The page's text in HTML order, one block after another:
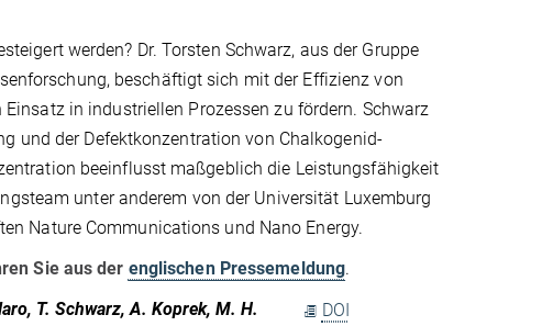
werden? Dr. Torsten Schwarz, aus der Gruppe
beschäftigt sich mit der Effizienz von
in industriellen Prozessen zu fördern. Schwarz
und der Defektkonzentration von Chalkogenid-
beeinflusst maßgeblich die Leistungsfähigkeit
unter anderem von der Universität Luxemburg
Nature Communications und Nano Energy.
Sie aus der englischen Pressemeldung.
T. Schwarz, A. Koprek, M. H.
DOI